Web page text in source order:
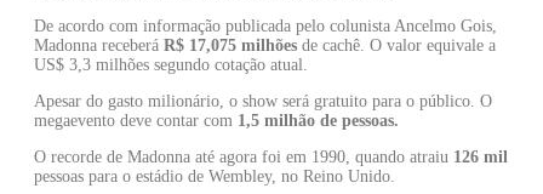
De acordo com informação publicada pelo colunista Ancelmo Gois,
Madonna receberá R$ 17,075 milhões de cachê. O valor equivale a
US$ 3,3 milhões segundo cotação atual.
Apesar do gasto milionário, o show será gratuito para o público. O
megaevento deve contar com 1,5 milhão de pessoas.
O recorde de Madonna até agora foi em 1990, quando atraiu 126 mil
pessoas para o estádio de Wembley, no Reino Unido.